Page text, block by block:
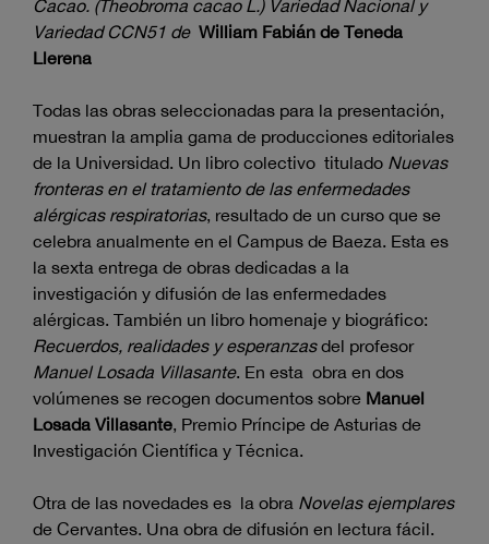
Cacao. (Theobroma cacao L.) Variedad Nacional y
Variedad CCN51 de William Fabián de Teneda
Llerena
Todas las obras seleccionadas para la presentación,
muestran la amplia gama de producciones editoriales
de la Universidad. Un libro colectivo titulado Nuevas
fronteras en el tratamiento de las enfermedades
alérgicas respiratorias, resultado de un curso que se
celebra anualmente en el Campus de Baeza. Esta es
la sexta entrega de obras dedicadas a la
investigación y difusión de las enfermedades
alérgicas. También un libro homenaje y biográfico:
Recuerdos, realidades y esperanzasdel profesor
Manuel Losada Villasante. En esta obra en dos
volúmenes se recogen documentos sobre Manuel
Losada Villasante, Premio Príncipe de Asturias de
Investigación Científica y Técnica.
Otra de las novedades es la obra Novelas ejemplares
de Cervantes. Una obra de difusión en lectura fácil.